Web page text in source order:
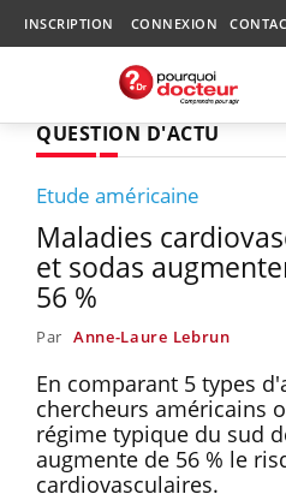
INSCRIPTION CONNEXION
QUESTION D'ACTU
Etude américaine
Maladies
et sodas
56 %
Par Anne-Laure Lebrun
En comparant 5 types
chercheurs américains
régime typique du sud
augmente de 56 % le
cardiovasculaires.